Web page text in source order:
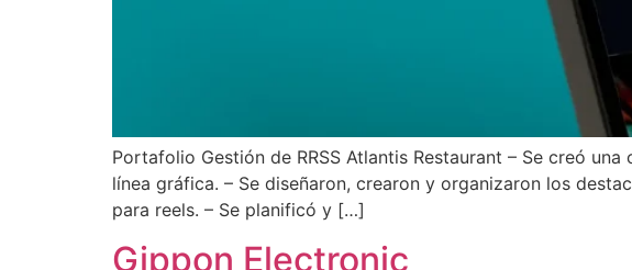
Portafolio Gestión de RRSS Atlantis Restaurant – Se creó
línea gráfica. – Se diseñaron, crearon y organizaron los
para reels. – Se planificó y […]
Gippon Electronic